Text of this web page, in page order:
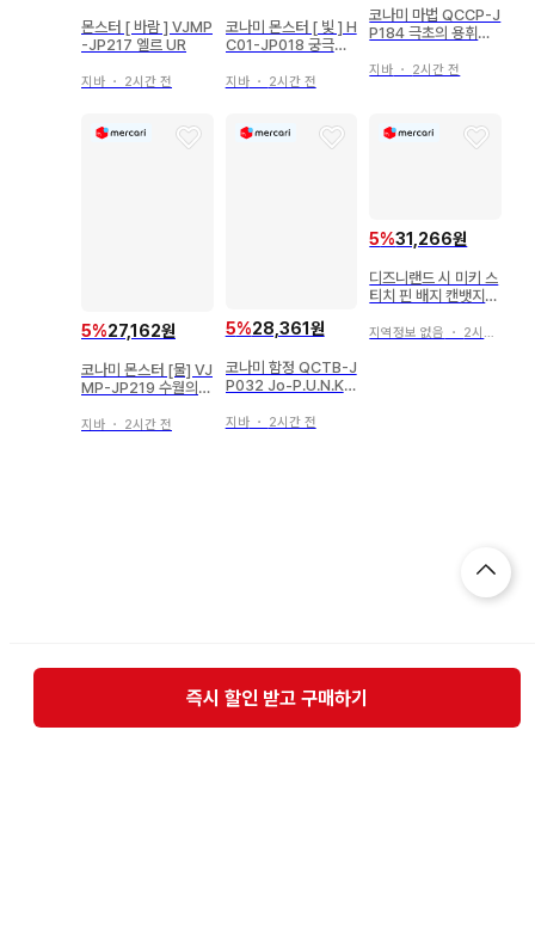
몬스터 [ 바람 ] VJMP
-JP217 엘르 UR
지바 ・ 2시간 전
코나미 몬스터 [ 빛 ] H
C01-JP018 궁극보
레리프
지바・ 2시간 전
코나미 마법 QCCP-J
P184 극초의 용휘교
지바 ・ 2시간 전
5%27,162원
코나미 몬스터 [물] VJ
MP-JP219 수월의
지바 ・ 2시간 전
5%28,361원
코나미 함정 QCTB-J
P032 Jo-P.U.N.K.
지바・ 2시간 전
5%31,266원
디즈니랜드 시 미키 스
티치 핀 배지 캔뱃지
지역정보 없음 ・ 2시간 전
즉시 할인 받고 구매하기